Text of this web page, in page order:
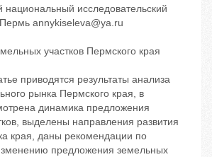
национальный исследовательский
Пермь annykiseleva@ya.ru
участков Пермского края
приводятся результаты анализа
рынка Пермского края, в
динамика предложения
выделены направления развития
края, даны рекомендации по
предложения земельных